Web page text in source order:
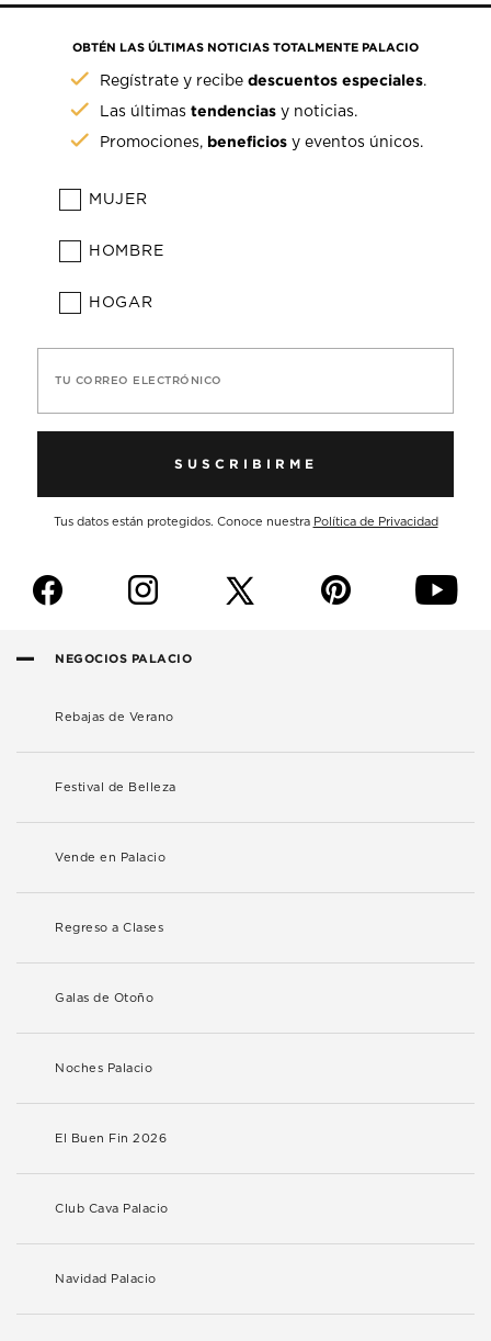
OBTÉN LAS ÚLTIMAS NOTICIAS TOTALMENTE PALACIO
Regístrate y recibedescuentos especiales.
Las últimastendencias y noticias.
Promociones, beneficios y eventos únicos.
MUJER
HOMBRE
HOGAR
TU CORREO ELECTRÓNICO
SUSCRIBIRME
Tus datos están protegidos. Conoce nuestra Política de Privacidad
f i p y
NEGOCIOS PALACIO
Rebajas de Verano
Festival de Belleza
Vende en Palacio
Regreso a Clases
Galas de Otoño
Noches Palacio
El Buen Fin 2026
Club Cava Palacio
Navidad Palacio